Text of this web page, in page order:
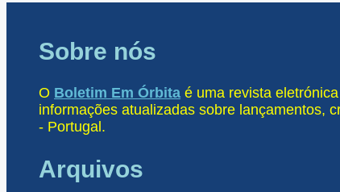
Sobre nós
O Boletim Em Órbita é uma revista
informações atualizadas sobre lançamentos,
- Portugal.
Arquivos